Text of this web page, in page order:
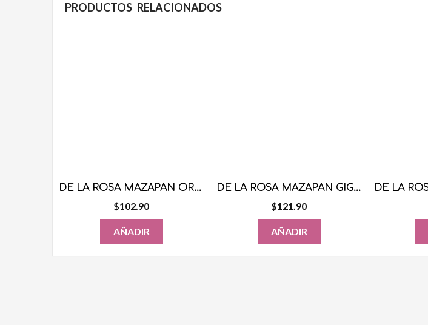
PRODUCTOS RELACIONADOS
DE LA ROSA MAZAPAN ORIGINAL 30 PZS
$102.90
AÑADIR
DE LA ROSA MAZAPAN GIGANTE 20 PZS
$121.90
AÑADIR